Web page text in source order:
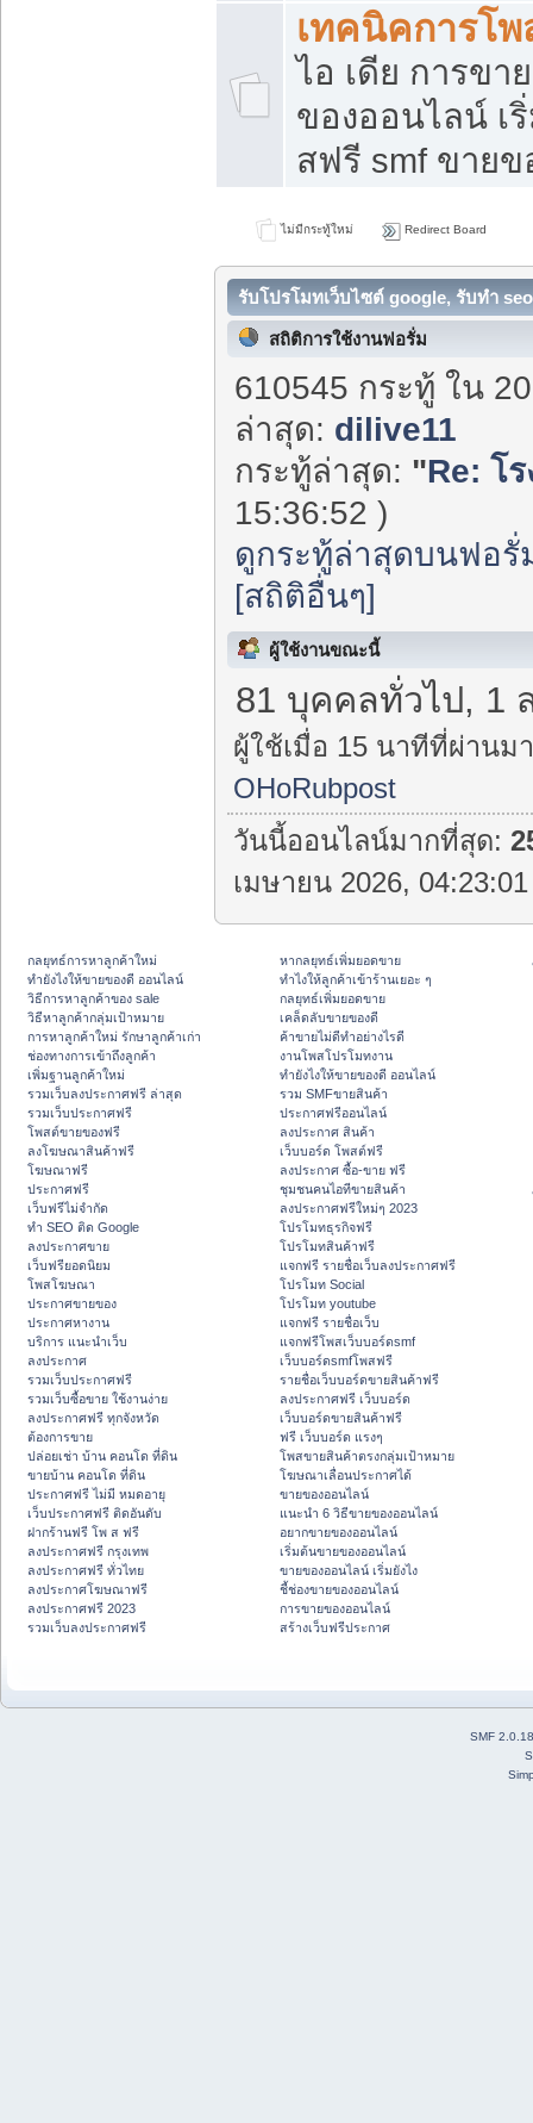
เทคนิคการโ
ไอ เดีย การขา
ของออนไลน์ เ
สฟรี smf ขาย
ไม่มีกระทู้ใหม่ Redirect Board
รับโปรโมทเว็บไซต์ google, รับทำ
สถิติการใช้งานฟอรั่ม
610545 กระทู้ ใน
ล่าสุด: dilive11
กระทู้ล่าสุด: "Re: โ
15:36:52 )
ดูกระทู้ล่าสุดบนฟอรั่
[สถิติอื่นๆ]
ผู้ใช้งานขณะนี้
81 บุคคลทั่วไป, 1
ผู้ใช้เมื่อ 15 นาทีที่ผ่านม
OHoRubpost
วันนี้ออนไลน์มากที่สุด:
เมษายน 2026,
กลยุทธ์การหาลูกค้าใหม่
ทํายังไงให้ขายของดี ออนไลน์
วิธีการหาลูกค้าของ sale
วิธีหาลูกค้ากลุ่มเป้าหมาย
การหาลูกค้าใหม่ รักษาลูกค้าเก่า
ช่องทางการเข้าถึงลูกค้า
เพิ่มฐานลูกค้าใหม่
รวมเว็บลงประกาศฟรี ล่าสุด
รวมเว็บประกาศฟรี
โพสต์ขายของฟรี
ลงโฆษณาสินค้าฟรี
โฆษณาฟรี
ประกาศฟรี
เว็บฟรีไม่จำกัด
ทำ SEO ติด Google
ลงประกาศขาย
เว็บฟรียอดนิยม
โพสโฆษณา
ประกาศขายของ
ประกาศหางาน
บริการ แนะนำเว็บ
ลงประกาศ
รวมเว็บประกาศฟรี
รวมเว็บซื้อขาย ใช้งานง่าย
ลงประกาศฟรี ทุกจังหวัด
ต้องการขาย
ปล่อยเช่า บ้าน คอนโด ที่ดิน
ขายบ้าน คอนโด ที่ดิน
ประกาศฟรี ไม่มี หมดอายุ
เว็บประกาศฟรี ติดอันดับ
ฝากร้านฟรี โพ ส ฟรี
ลงประกาศฟรี กรุงเทพ
ลงประกาศฟรี ทั่วไทย
ลงประกาศโฆษณาฟรี
ลงประกาศฟรี 2023
รวมเว็บลงประกาศฟรี
หากลยุทธ์เพิ่มยอดขาย
ทําไงให้ลูกค้าเข้าร้านเยอะ ๆ
กลยุทธ์เพิ่มยอดขาย
เคล็ดลับขายของดี
ค้าขายไม่ดีทำอย่างไรดี
งานโพสโปรโมทงาน
ทํายังไงให้ขายของดี ออนไลน์
รวม SMFขายสินค้า
ประกาศฟรีออนไลน์
ลงประกาศ สินค้า
เว็บบอร์ด โพสต์ฟรี
ลงประกาศ ซื้อ-ขาย ฟรี
ชุมชนคนไอทีขายสินค้า
ลงประกาศฟรีใหม่ๆ 2023
โปรโมทธุรกิจฟรี
โปรโมทสินค้าฟรี
แจกฟรี รายชื่อเว็บลงประกาศฟรี
โปรโมท Social
โปรโมท youtube
แจกฟรี รายชื่อเว็บ
แจกฟรีโพสเว็บบอร์ดsmf
เว็บบอร์ดsmfโพสฟรี
รายชื่อเว็บบอร์ดขายสินค้าฟรี
ลงประกาศฟรี เว็บบอร์ด
เว็บบอร์ดขายสินค้าฟรี
ฟรี เว็บบอร์ด แรงๆ
โพสขายสินค้าตรงกลุ่มเป้าหมาย
โฆษณาเลื่อนประกาศได้
ขายของออนไลน์
แนะนำ 6 วิธีขายของออนไลน์
อยากขายของออนไลน์
เริ่มต้นขายของออนไลน์
ขายของออนไลน์ เริ่มยังไง
ชี้ช่องขายของออนไลน์
การขายของออนไลน์
สร้างเว็บฟรีประกาศ
SMF 2.0.18